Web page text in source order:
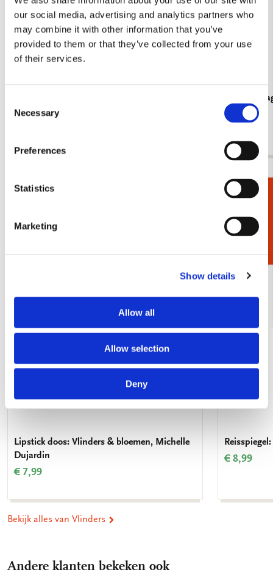
our social media, advertising and analytics partners who
may combine it with other information that you’ve
provided to them or that they’ve collected from your use
of their services.
Selection
Necessary
Preferences
Statistics
Marketing
Show details
Allow all
Allow selection
Deny
Dujardin
€ 3,50
aan
verlanglijst
Lipstick doos: Vlinders & bloemen, Michelle
Dujardin
€ 7,99
€ 8,99
Bekijk alles van Vlinders
Andere klanten bekeken ook
Cadeaukiezer